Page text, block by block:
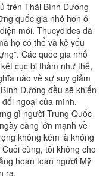
trên Thái Bình Dương
quốc gia nhỏ hơn ở
mới. Thucydides đã
họ có thể và kẻ yếu
Các quốc gia nhỏ
cục bi thảm như thế,
nào về sự suy giảm
Dương đều sẽ khiến
ngoại của mình.
gì người Trung Quốc
càng lớn mạnh về
không kém là không
cùng, tôi không cho
hoàn toàn người Mỹ
ra.